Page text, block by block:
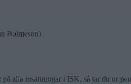
Bolmeson)
på alla insättningar i ISK, så tar du ur